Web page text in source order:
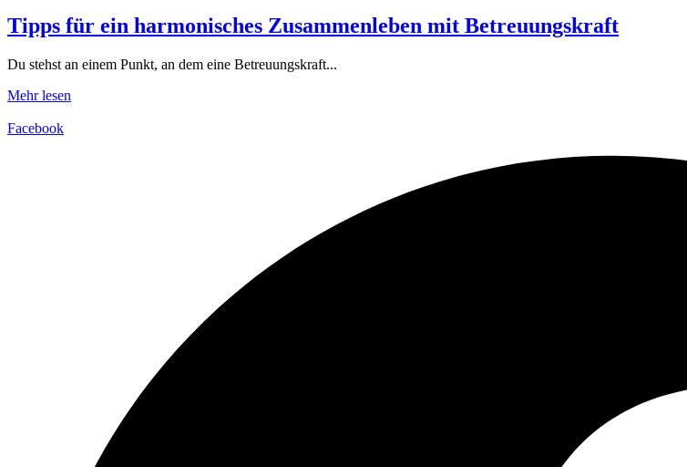
Tipps für ein harmonisches Zusammenleben mit Betreuungskraft
Du stehst an einem Punkt, an dem eine Betreuungskraft...
Mehr lesen
Facebook